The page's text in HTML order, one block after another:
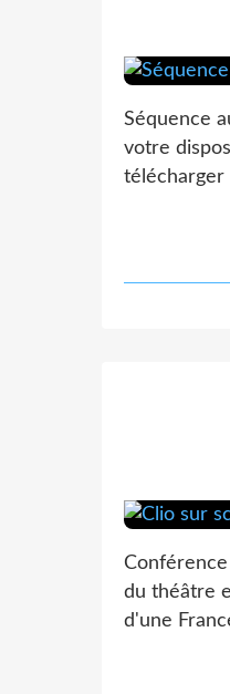
Séquence
votre
télécharger
du théâtre
d'une